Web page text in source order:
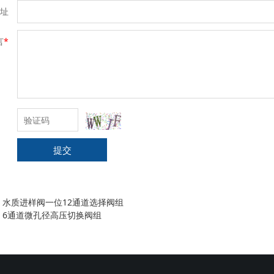
*
提交
水质进样阀一位12通道选择阀组
6通道微孔径高压切换阀组